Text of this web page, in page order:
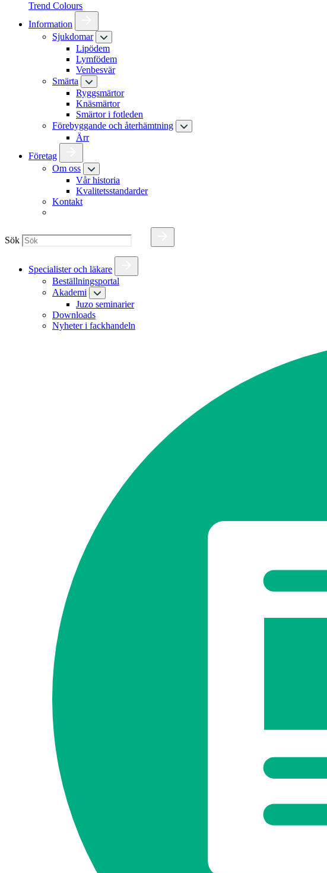
Trend Colours
Information
Sjukdomar
Lipödem
Lymfödem
Venbesvär
Smärta
Ryggsmärtor
Knäsmärtor
Smärtor i fotleden
Förebyggande och återhämtning
Ärr
Företag
Om oss
Vår historia
Kvalitetsstandarder
Kontakt
Sök
Specialister och läkare
Beställningsportal
Akademi
Juzo seminarier
Downloads
Nyheter i fackhandeln